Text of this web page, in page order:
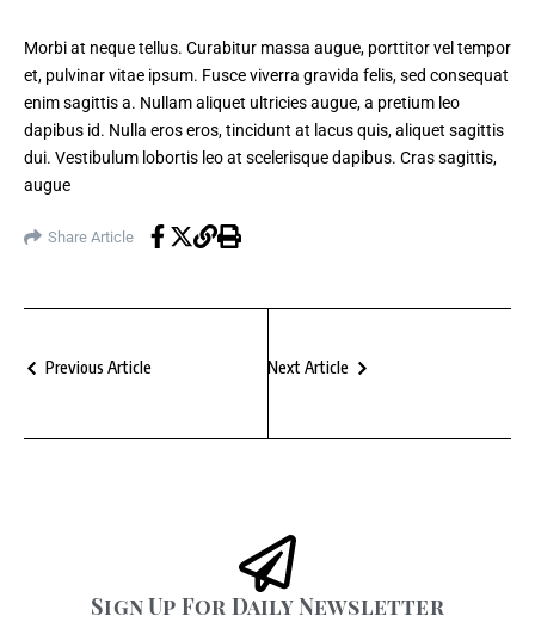
Morbi at neque tellus. Curabitur massa augue, porttitor vel tempor
et, pulvinar vitae ipsum. Fusce viverra gravida felis, sed consequat
enim sagittis a. Nullam aliquet ultricies augue, a pretium leo
dapibus id. Nulla eros eros, tincidunt at lacus quis, aliquet sagittis
dui. Vestibulum lobortis leo at scelerisque dapibus. Cras sagittis,
augue
Share Article
Previous Article Next Article
Sign Up For Daily Newsletter